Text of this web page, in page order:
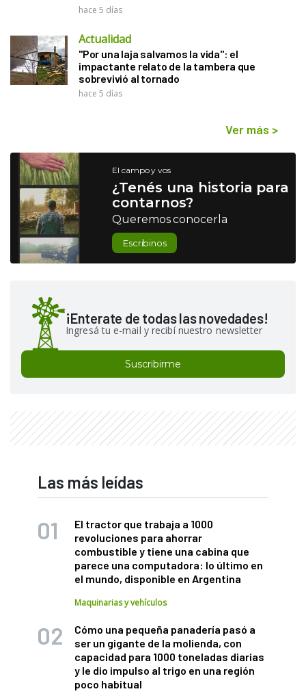
hace 5 días
Actualidad
"Por una laja salvamos la vida": el
impactante relato de la tambera que
sobrevivió al tornado
hace 5 días
Ver más >
El campo y vos
¿Tenés una historia para
contarnos?
Queremos conocerla
Escribinos
¡Enterate de todas las novedades!
Ingresá tu e-mail y recibí nuestro newsletter
Suscribirme
Las más leídas
El tractor que trabaja a 1000
revoluciones para ahorrar
combustible y tiene una cabina que
parece una computadora: lo último en
el mundo, disponible en Argentina
Maquinarias y vehículos
Cómo una pequeña panadería pasó a
ser un gigante de la molienda, con
capacidad para 1000 toneladas diarias
y le dio impulso al trigo en una región
poco habitual